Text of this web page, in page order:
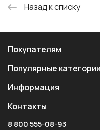
Назад к списку
Покупателям
Популярные категории
Информация
Контакты
8 800 555-08-93